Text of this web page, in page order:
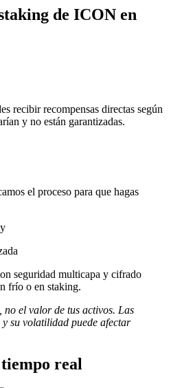
de ICON en
recibir recompensas directas según
y no están garantizadas.
el proceso para que hagas
seguridad multicapa y cifrado
frío o en staking.
no el valor de tus activos. Las
su volatilidad puede afectar
real